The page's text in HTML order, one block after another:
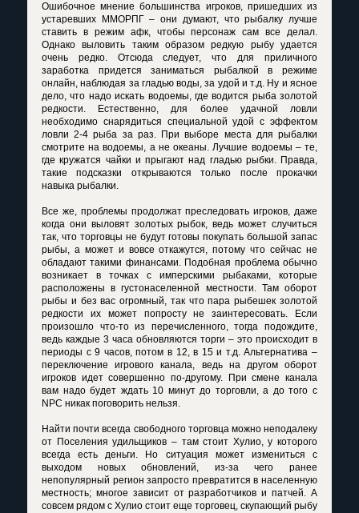
Ошибочное мнение большинства игроков, пришедших из
устаревших ММОРПГ – они думают, что рыбалку лучше
ставить в режим афк, чтобы персонаж сам все делал.
Однако выловить таким образом редкую рыбу удается
очень редко. Отсюда следует, что для приличного
заработка придется заниматься рыбалкой в режиме
онлайн, наблюдая за гладью воды, за удой и т.д. Ну и ясное
дело, что надо искать водоемы, где водится рыба золотой
редкости. Естественно, для более удачной ловли
необходимо снарядиться специальной удой с эффектом
ловли 2-4 рыба за раз. При выборе места для рыбалки
смотрите на водоемы, а не океаны. Лучшие водоемы – те,
где кружатся чайки и прыгают над гладью рыбки. Правда,
такие подсказки открываются только после прокачки
навыка рыбалки.
Все же, проблемы продолжат преследовать игроков, даже
когда они выловят золотых рыбок, ведь может случиться
так, что торговцы не будут готовы покупать большой запас
рыбы, а может и вовсе откажутся, потому что сейчас не
обладают такими финансами. Подобная проблема обычно
возникает в точках с имперскими рыбаками, которые
расположены в густонаселенной местности. Там оборот
рыбы и без вас огромный, так что пара рыбешек золотой
редкости их может попросту не заинтересовать. Если
произошло что-то из перечисленного, тогда подождите,
ведь каждые 3 часа обновляются торги – это происходит в
периоды с 9 часов, потом в 12, в 15 и т.д. Альтернатива –
переключение игрового канала, ведь на другом оборот
игроков идет совершенно по-другому. При смене канала
вам надо будет ждать 10 минут до торговли, а до того с
NPC никак поговорить нельзя.
Найти почти всегда свободного торговца можно неподалеку
от Поселения удильщиков – там стоит Хулио, у которого
всегда есть деньги. Но ситуация может измениться с
выходом новых обновлений, из-за чего ранее
непопулярный регион запросто превратится в населенную
местность; многое зависит от разработчиков и патчей. А
совсем рядом с Хулио стоит еще торговец, скупающий рыбу